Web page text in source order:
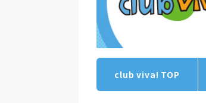
club viva! TOP